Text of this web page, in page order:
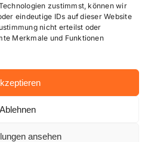
zustimmst, können wir
eindeutige IDs auf dieser Website
nicht erteilst oder
Merkmale und Funktionen
Ablehnen
ansehen
...online besser informiert!